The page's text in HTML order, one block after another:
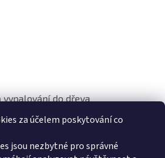
za účelem poskytování co
jsou nezbytné pro správné
vypalování do dřeva
talířů: Ekologická a Stylová